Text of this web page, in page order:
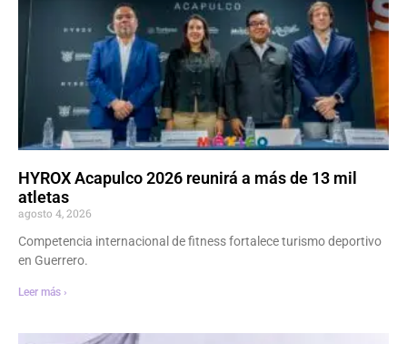
HYROX Acapulco 2026 reunirá a más de 13 mil
atletas
agosto 4, 2026
Competencia internacional de fitness fortalece turismo deportivo
en Guerrero.
Leer más ›